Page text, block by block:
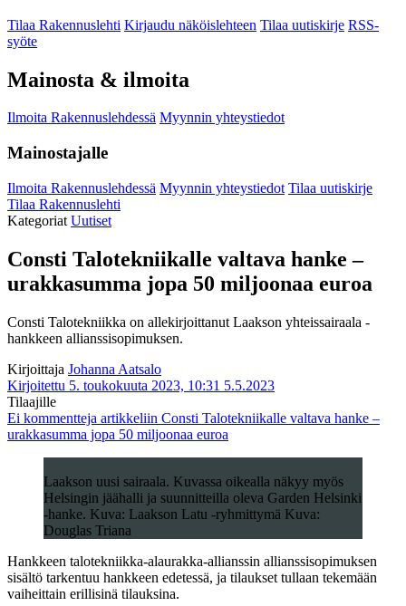
Tilaa Rakennuslehti Kirjaudu näköislehteen Tilaa uutiskirje RSS-
syöte
Mainosta & ilmoita
Ilmoita Rakennuslehdessä Myynnin yhteystiedot
Mainostajalle
Ilmoita Rakennuslehdessä Myynnin yhteystiedot Tilaa uutiskirje
Tilaa Rakennuslehti
Kategoriat Uutiset
Consti Talotekniikalle valtava hanke –
urakkasumma jopa 50 miljoonaa euroa
Consti Talotekniikka on allekirjoittanut Laakson yhteissairaala -
hankkeen allianssisopimuksen.
Kirjoittaja Johanna Aatsalo
Kirjoitettu 5. toukokuuta 2023, 10:31 5.5.2023
Tilaajille
Ei kommentteja artikkeliin Consti Talotekniikalle valtava hanke –
urakkasumma jopa 50 miljoonaa euroa
Laakson uusi sairaala. Kuvassa oikealla näkyy myös
Helsingin jäähalli ja suunnitteilla oleva Garden Helsinki
-hanke. Kuva: Laakson Latu -ryhmittymä Kuva:
Douglas Triana
Hankkeen talotekniikka-alaurakka-allianssin allianssisopimuksen
sisältö tarkentuu hankkeen edetessä, ja tilaukset tullaan tekemään
vaiheittain erillisinä tilauksina.